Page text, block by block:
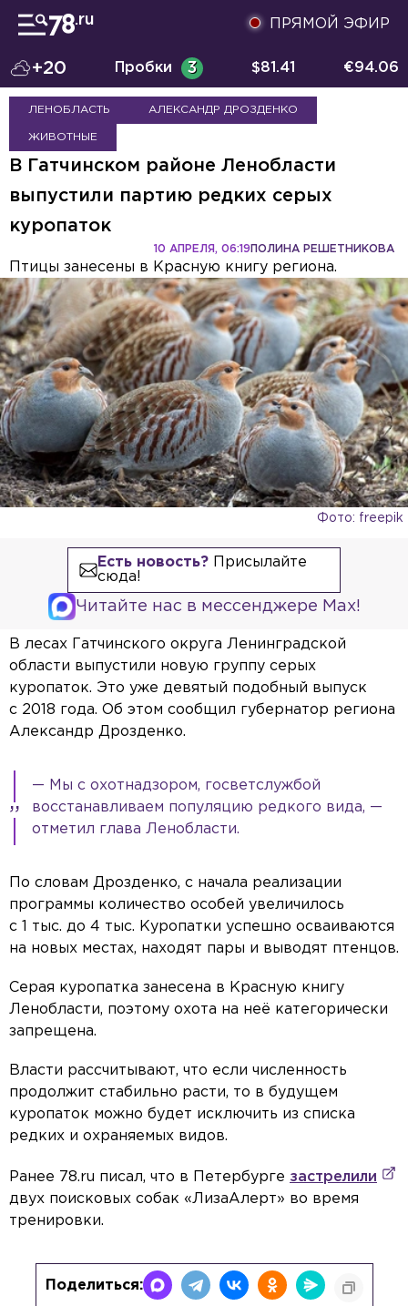
ПРЯМОЙ ЭФИР
+20 Пробки 3 $81.41 €94.06
ЛЕНОБЛАСТЬ АЛЕКСАНДР ДРОЗДЕНКО
ЖИВОТНЫЕ
В Гатчинском районе Ленобласти
выпустили партию редких серых
куропаток
ПОЛИНА РЕШЕТНИКОВА
10 АПРЕЛЯ, 06:19
Птицы занесены в Красную книгу региона.
Фото: freepik
Есть новость?Присылайте
сюда!
Читайте нас в мессенджере Max!
В лесах Гатчинского округа Ленинградской
области выпустили новую группу серых
куропаток. Это уже девятый подобный выпуск
с 2018 года. Об этом сообщил губернатор региона
Александр Дрозденко.
— Мы с охотнадзором, госветслужбой
восстанавливаем популяцию редкого вида, —
отметил глава Ленобласти.
По словам Дрозденко, с начала реализации
программы количество особей увеличилось
с 1 тыс. до 4 тыс. Куропатки успешно осваиваются
на новых местах, находят пары и выводят птенцов.
Серая куропатка занесена в Красную книгу
Ленобласти, поэтому охота на неё категорически
запрещена.
Власти рассчитывают, что если численность
продолжит стабильно расти, то в будущем
куропаток можно будет исключить из списка
редких и охраняемых видов.
Ранее 78.ru писал, что в Петербурге застрелили
двух поисковых собак «ЛизаАлерт» во время
тренировки.
Поделиться: